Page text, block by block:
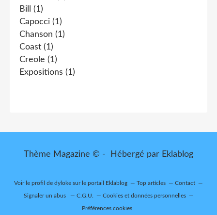
Bill
(1)
Capocci (1)
Chanson (1)
Coast (1)
Creole (1)
Expositions (1)
Thème Magazine © - Hébergé par Eklablog
Voir le profil de dyloke sur le portail Eklablog Top articles Contact
Signaler un abus C.G.U. Cookies et données personnelles
Préférences cookies